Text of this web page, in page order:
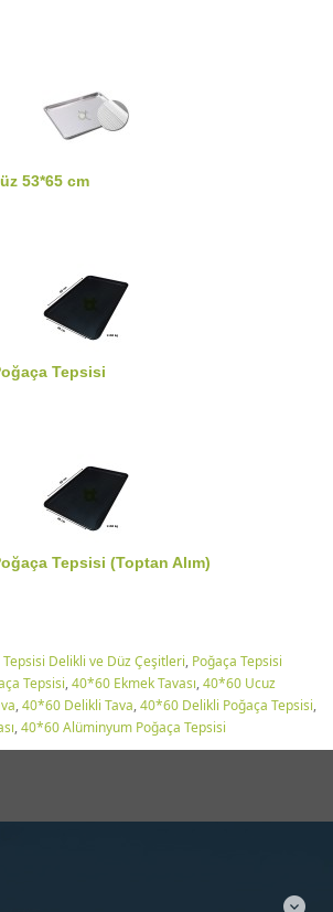
53*65 cm
Tepsisi
Tepsisi (Toptan Alım)
Delikli ve Düz Çeşitleri, Poğaça Tepsisi
Tepsisi,40*60 Ekmek Tavası,40*60 Ucuz
,40*60 Delikli Tava,40*60 Delikli Poğaça Tepsisi,
,40*60 Alüminyum Poğaça Tepsisi